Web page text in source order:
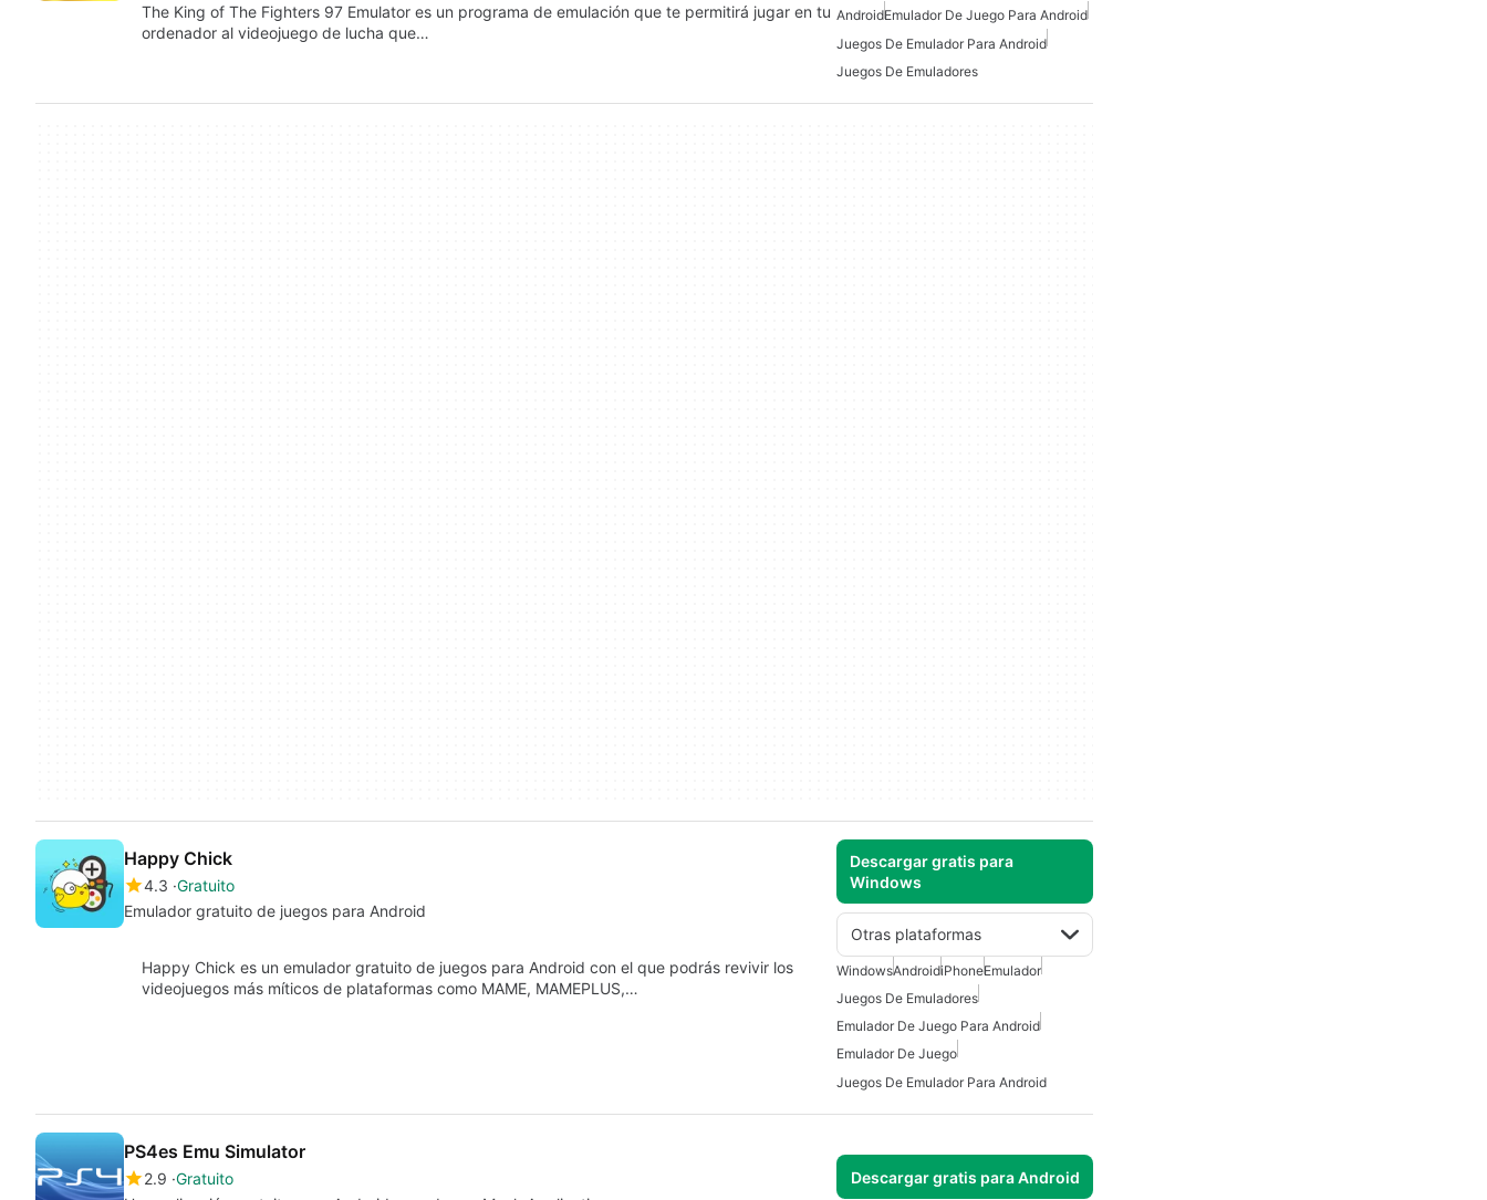
The King of The Fighters 97 Emulator es un programa de emulación que te permitirá jugar en tu
ordenador al videojuego de lucha que…
AndroidEmulador De Juego Para Android
Juegos De Emulador Para Android
Juegos De Emuladores
Happy Chick
4.3 Gratuito
Emulador gratuito de juegos para Android
Descargar gratis para
Windows
Otras plataformas
Happy Chick es un emulador gratuito de juegos para Android con el que podrás revivir los
videojuegos más míticos de plataformas como MAME, MAMEPLUS,…
WindowsAndroidiPhoneEmulador
Juegos De Emuladores
Emulador De Juego Para Android
Emulador De Juego
Juegos De Emulador Para Android
PS4es Emu Simulator
2.9 Gratuito
Descargar gratis para Android